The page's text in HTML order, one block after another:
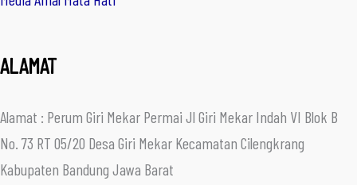
ALAMAT
Alamat : Perum Giri Mekar Permai Jl Giri Mekar Indah VI Blok B
No. 73 RT 05/20 Desa Giri Mekar Kecamatan Cilengkrang
Kabupaten Bandung Jawa Barat